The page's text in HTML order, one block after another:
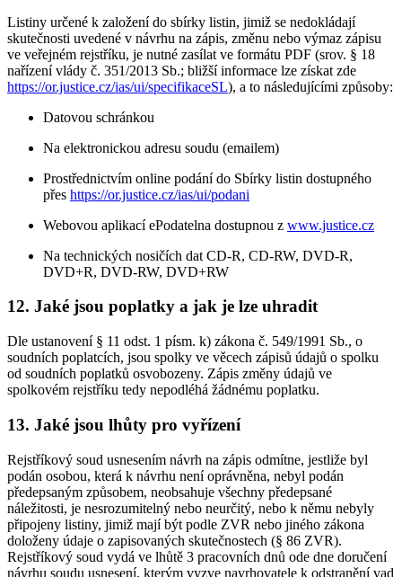
Listiny určené k založení do sbírky listin, jimiž se nedokládají
skutečnosti uvedené v návrhu na zápis, změnu nebo výmaz zápisu
ve veřejném rejstříku, je nutné zasílat ve formátu PDF (srov. § 18
nařízení vlády č. 351/2013 Sb.; bližší informace lze získat zde
https://or.justice.cz/ias/ui/specifikaceSL), a to následujícími způsoby:
Datovou schránkou
Na elektronickou adresu soudu (emailem)
Prostřednictvím online podání do Sbírky listin dostupného
přes https://or.justice.cz/ias/ui/podani
Webovou aplikací ePodatelna dostupnou z www.justice.cz
Na technických nosičích dat CD-R, CD-RW, DVD-R,
DVD+R, DVD-RW, DVD+RW
12. Jaké jsou poplatky a jak je lze uhradit
Dle ustanovení § 11 odst. 1 písm. k) zákona č. 549/1991 Sb., o
soudních poplatcích, jsou spolky ve věcech zápisů údajů o spolku
od soudních poplatků osvobozeny. Zápis změny údajů ve
spolkovém rejstříku tedy nepodléhá žádnému poplatku.
13. Jaké jsou lhůty pro vyřízení
Rejstříkový soud usnesením návrh na zápis odmítne, jestliže byl
podán osobou, která k návrhu není oprávněna, nebyl podán
předepsaným způsobem, neobsahuje všechny předepsané
náležitosti, je nesrozumitelný nebo neurčitý, nebo k němu nebyly
připojeny listiny, jimiž mají být podle ZVR nebo jiného zákona
doloženy údaje o zapisovaných skutečnostech (§ 86 ZVR).
Rejstříkový soud vydá ve lhůtě 3 pracovních dnů ode dne doručení
návrhu soudu usnesení, kterým vyzve navrhovatele k odstranění vad